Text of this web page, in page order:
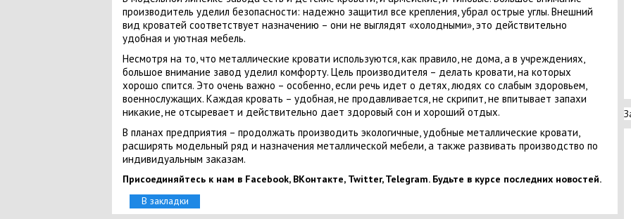
производитель уделил безопасности: надежно защитил все крепления, убрал острые углы. Внешний
вид кроватей соответствует назначению – они не выглядят «холодными», это действительно
удобная и уютная мебель.
Несмотря на то, что металлические кровати используются, как правило, не дома, а в учреждениях,
большое внимание завод уделил комфорту. Цель производителя – делать кровати, на которых
хорошо спится. Это очень важно – особенно, если речь идет о детях, людях со слабым здоровьем,
военнослужащих. Каждая кровать – удобная, не продавливается, не скрипит, не впитывает запахи
никакие, не отсыревает и действительно дает здоровый сон и хороший отдых.
В планах предприятия – продолжать производить экологичные, удобные металлические кровати,
расширять модельный ряд и назначения металлической мебели, а также развивать производство по
индивидуальным заказам.
Присоединяйтесь к нам в Facebook, ВКонтакте, Twitter, Telegram. Будьте в курсе последних новостей.
В закладки